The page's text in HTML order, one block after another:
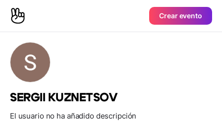
Crear evento
SERGII KUZNETSOV
El usuario no ha añadido descripción